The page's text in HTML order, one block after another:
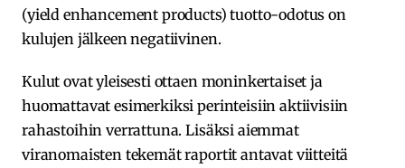
(yield enhancement products) tuotto-odotus on
kulujen jälkeen negatiivinen.
Kulut ovat yleisesti ottaen moninkertaiset ja
huomattavat esimerkiksi perinteisiin aktiivisiin
rahastoihin verrattuna. Lisäksi aiemmat
viranomaisten tekemät raportit antavat viitteitä